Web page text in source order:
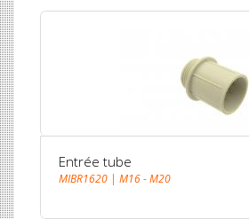
Entrée tube
MIBR1620 | M16 - M20